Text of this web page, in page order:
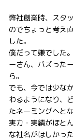
弊社創業時、スタ
のでちょっと考え
した。
僕だって嫌でした
ーさん、バズった
ら。
でも、今では少な
わるようになり、
たネーミングへと
実力・実績がほと
な社名がほしかっ